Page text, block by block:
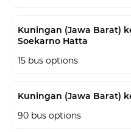
Kuningan (Jawa Barat)
Soekarno Hatta
15 bus options
Kuningan (Jawa Barat)
90 bus options